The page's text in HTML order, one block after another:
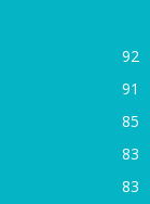
92
91
85
83
83